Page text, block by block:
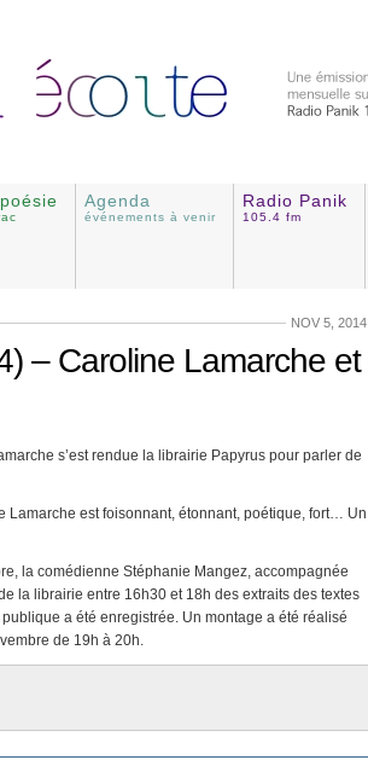
Agenda
événements à venir
Radio Panik
105.4 fm
NOV 5, 2014
– Caroline Lamarche et
s’est rendue la librairie Papyrus pour parler de
Lamarche est foisonnant, étonnant, poétique, fort… Un
la comédienne Stéphanie Mangez, accompagnée
la librairie entre 16h30 et 18h des extraits des textes
a été enregistrée. Un montage a été réalisé
de 19h à 20h.